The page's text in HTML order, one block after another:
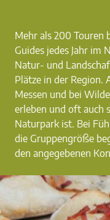
Mehr als 200 Touren
Guides jedes Jahr im
Natur- und
Plätze in der Region.
Messen und bei
erleben und oft auch
Naturpark ist. Bei
die Gruppengröße
den angegebenen